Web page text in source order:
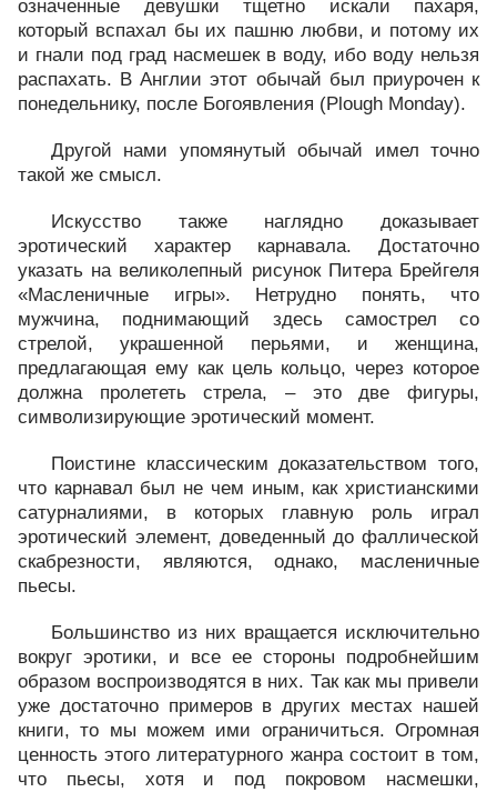
означенные девушки тщетно искали пахаря,
который вспахал бы их пашню любви, и потому их
и гнали под град насмешек в воду, ибо воду нельзя
распахать. В Англии этот обычай был приурочен к
понедельнику, после Богоявления (Plough Monday).
Другой нами упомянутый обычай имел точно
такой же смысл.
Искусство также наглядно доказывает
эротический характер карнавала. Достаточно
указать на великолепный рисунок Питера Брейгеля
«Масленичные игры». Нетрудно понять, что
мужчина, поднимающий здесь самострел со
стрелой, украшенной перьями, и женщина,
предлагающая ему как цель кольцо, через которое
должна пролететь стрела, – это две фигуры,
символизирующие эротический момент.
Поистине классическим доказательством того,
что карнавал был не чем иным, как христианскими
сатурналиями, в которых главную роль играл
эротический элемент, доведенный до фаллической
скабрезности, являются, однако, масленичные
пьесы.
Большинство из них вращается исключительно
вокруг эротики, и все ее стороны подробнейшим
образом воспроизводятся в них. Так как мы привели
уже достаточно примеров в других местах нашей
книги, то мы можем ими ограничиться. Огромная
ценность этого литературного жанра состоит в том,
что пьесы, хотя и под покровом насмешки,